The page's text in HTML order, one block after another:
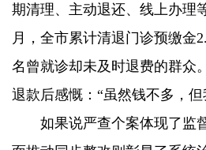
期清理、主动退还、线上办理
月，全市累计清退门诊预缴金
名曾就诊却未及时退费的群众
退款后感慨：“虽然钱不多，
如果说严查个案体现了监